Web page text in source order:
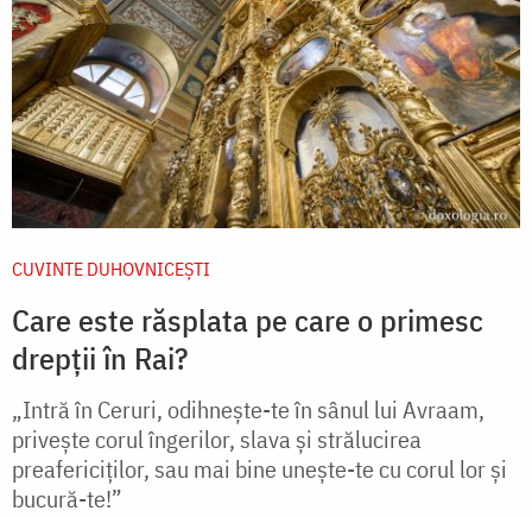
CUVINTE DUHOVNICEȘTI
Care este răsplata pe care o primesc
drepții în Rai?
„Intră în Ceruri, odihnește-te în sânul lui Avraam,
privește corul îngerilor, slava și strălucirea
preafericiților, sau mai bine unește-te cu corul lor și
bucură-te!”